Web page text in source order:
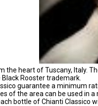
the heart of Tuscany, Italy.
Rooster trademark.
guarantee a minimum
of the area can be used in
bottle of Chianti Classico